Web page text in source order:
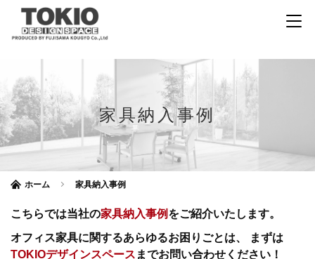
家具納入事例
ホーム 家具納入事例
こちらでは当社の家具納入事例 をご紹介いたします。
オフィス家具に関するあらゆるお困りごとは、
まずは
TOKIOデザインスペース までお問い合わせください！